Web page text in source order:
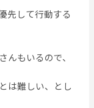
先して行動する
んもいるので、
は難しい、とし